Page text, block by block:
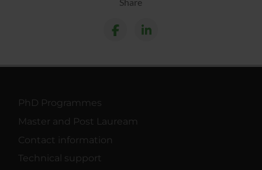
PhD Programmes
Master and Post Lauream
Contact information
Technical support